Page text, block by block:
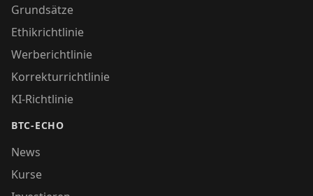
Grundsätze
Ethikrichtlinie
Werberichtlinie
Korrekturrichtlinie
KI-Richtlinie
BTC-ECHO
News
Kurse